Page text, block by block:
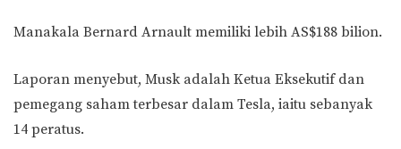
Manakala Bernard Arnault memiliki lebih AS$188 bilion.
Laporan menyebut, Musk adalah Ketua Eksekutif dan
pemegang saham terbesar dalam Tesla, iaitu sebanyak
14 peratus.